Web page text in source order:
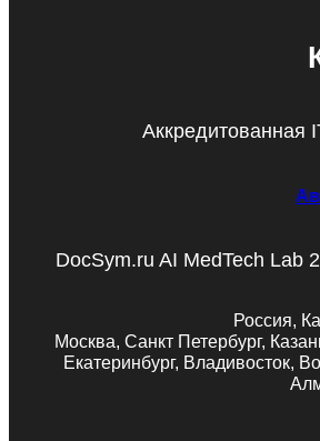
Аккредитованная
DocSym.ru AI MedTech Lab
Россия,
Москва, Санкт Петербург,
Екатеринбург, Владивосток,